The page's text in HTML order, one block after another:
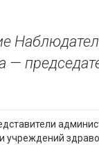
—
учреждений